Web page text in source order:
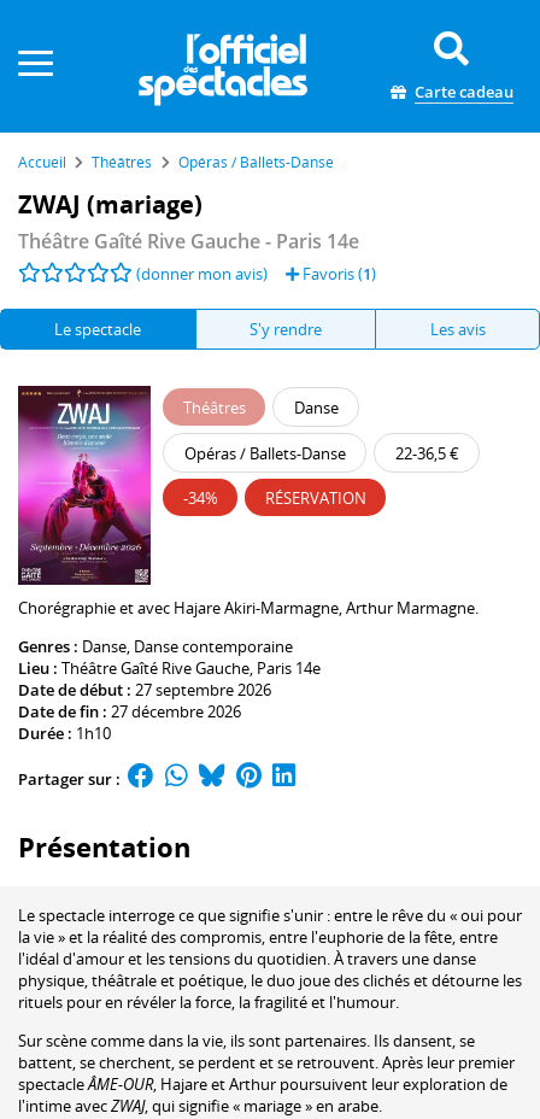
Carte cadeau
Accueil Théâtres Opéras / Ballets-Danse
ZWAJ (mariage)
Théâtre Gaîté Rive Gauche- Paris 14e
(donner mon avis) Favoris (1)
Le spectacle S'y rendre Les avis
Théâtres Danse
Opéras / Ballets-Danse 22-36,5 €
-34% RÉSERVATION
Chorégraphie et avec Hajare Akiri-Marmagne, Arthur Marmagne
Genres : Danse, Danse contemporaine
Lieu : Théâtre Gaîté Rive Gauche, Paris 14e
Date de début : 27 septembre 2026
Date de fin : 27 décembre 2026
Durée : 1h10
Partager sur :
Présentation
Le spectacle interroge ce que signifie s'unir : entre le rêve du « oui pour
la vie » et la réalité des compromis, entre l'euphorie de la fête, entre
l'idéal d'amour et les tensions du quotidien. À travers une danse
physique, théâtrale et poétique, le duo joue des clichés et détourne les
rituels pour en révéler la force, la fragilité et l'humour.
Sur scène comme dans la vie, ils sont partenaires. Ils dansent, se
battent, se cherchent, se perdent et se retrouvent. Après leur premier
spectacleÂME-OUR, Hajare et Arthur poursuivent leur exploration de
l'intime avecZWAJ, qui signifie « mariage » en arabe.